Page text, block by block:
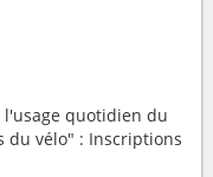
quotidien du
du vélo" : Inscriptions